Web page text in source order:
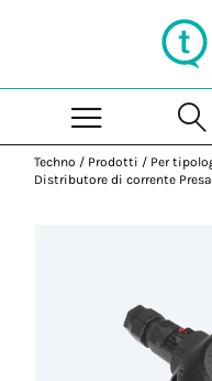
Techno / Prodotti / Per
Distributore di corrente